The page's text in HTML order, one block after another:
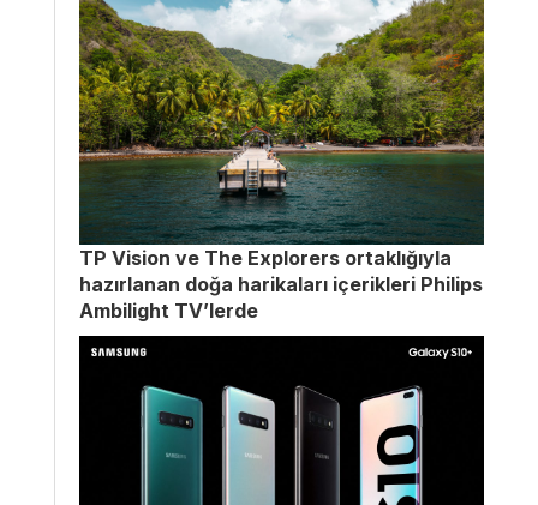
TP Vision ve The Explorers ortaklığıyla
hazırlanan doğa harikaları içerikleri Philips
Ambilight TV’lerde